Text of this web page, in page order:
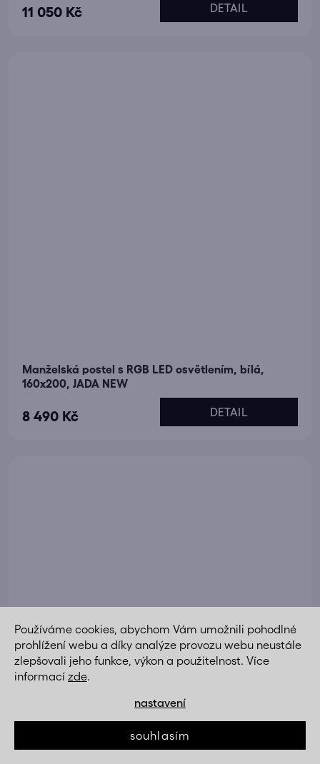
Používáme cookies, abychom Vám umožnili pohodlné
prohlížení webu a díky analýze provozu webu neustále
zlepšovali jeho funkce, výkon a použitelnost. Více
informací zde.
nastavení
souhlasím
11 050 Kč DETAIL
Manželská postel s RGB LED osvětlením, bílá,
160x200, JADA NEW
8 490 Kč DETAIL